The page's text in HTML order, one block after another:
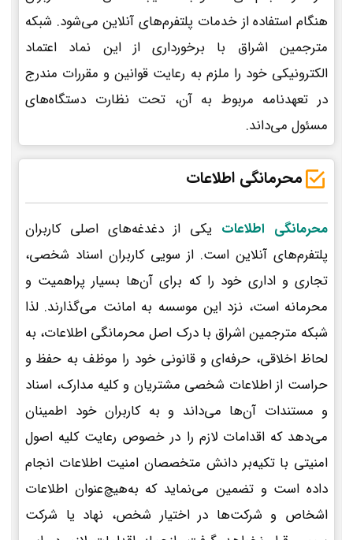
هنگام استفاده از خدمات پلتفرم‌های آنلاین می‌شود. شبکه
مترجمین اشراق با برخورداری از این نماد اعتماد
الکترونیکی خود را ملزم به رعایت قوانین و مقررات مندرج
در تعهدنامه مربوط به آن، تحت نظارت دستگاه‌های
مسئول می‌داند.
محرمانگی اطلاعات
محرمانگی اطلاعات یکی از دغدغه‌های اصلی کاربران
پلتفرم‌های آنلاین است. از سویی کاربران اسناد شخصی،
تجاری و اداری خود را که برای آن‌ها بسیار پراهمیت و
محرمانه است، نزد این موسسه به امانت می‌گذارند. لذا
شبکه مترجمین اشراق با درک اصل محرمانگی اطلاعات، به
لحاظ اخلاقی، حرفه‌ای و قانونی خود را موظف به حفظ و
حراست از اطلاعات شخصی مشتریان و کلیه مدارک، اسناد
و مستندات آن‌ها می‌داند و به کاربران خود اطمینان
می‌دهد که اقدامات لازم را در خصوص رعایت کلیه اصول
امنیتی با تکیه‌بر دانش متخصصان امنیت اطلاعات انجام
داده است و تضمین می‌نماید که به‌هیچ‌عنوان اطلاعات
اشخاص و شرکت‌ها در اختیار شخص، نهاد یا شرکت